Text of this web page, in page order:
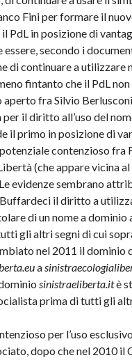
Fini per formare il
PdL in posizione di
essere, secondo i
di continuare a utilizzare
fintanto che il PdL
aperto fra Silvio
per il diritto all’uso del
il primo in posizione di
contenzioso fra
(che appare vicina al
evidenze sembrano
il diritto a
di un nome a
gli altri segni di cui
nel 2011 il dominio
a
sinistraeliberta.itè
prima di tutti gli
per l’uso
dopo che nel 2010 il